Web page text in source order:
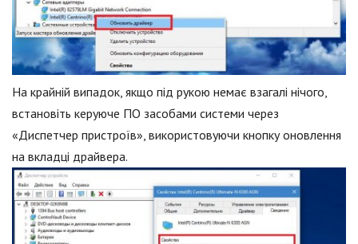
На крайній випадок, якщо під рукою немає взагалі нічого,
встановіть керуюче ПО засобами системи через
«Диспетчер пристроїв», використовуючи кнопку оновлення
на вкладці драйвера.